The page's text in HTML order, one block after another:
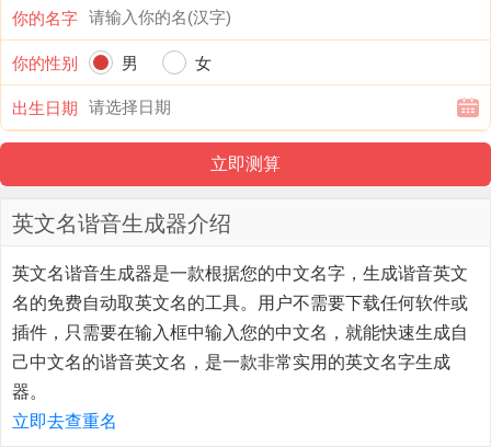
你的名字
你的性别
男
女
出生日期
英文名谐音生成器介绍
英文名谐音生成器是一款根据您的中文名字，生成谐音英文
名的免费自动取英文名的工具。用户不需要下载任何软件或
插件，只需要在输入框中输入您的中文名，就能快速生成自
己中文名的谐音英文名，是一款非常实用的英文名字生成
器。
立即去查重名